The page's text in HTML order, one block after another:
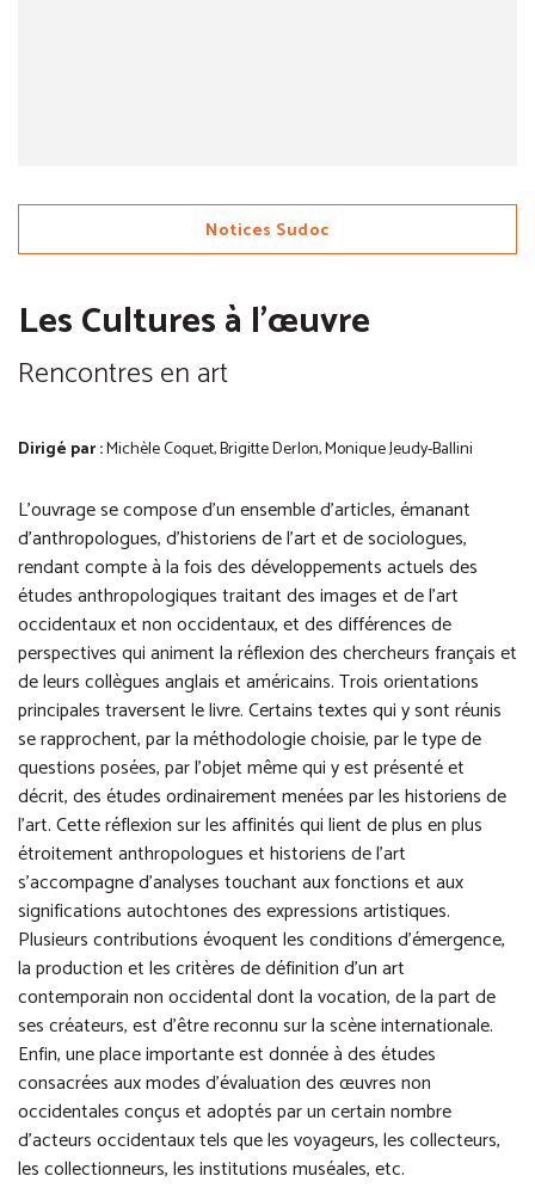
Notices Sudoc
Les Cultures à l'œuvre
Rencontres en art
Dirigé par :Michèle Coquet, Brigitte Derlon, Monique Jeudy-Ballini
L’ouvrage se compose d’un ensemble d’articles, émanant
d’anthropologues, d’historiens de l’art et de sociologues,
rendant compte à la fois des développements actuels des
études anthropologiques traitant des images et de l’art
occidentaux et non occidentaux, et des différences de
perspectives qui animent la réflexion des chercheurs français et
de leurs collègues anglais et américains. Trois orientations
principales traversent le livre. Certains textes qui y sont réunis
se rapprochent, par la méthodologie choisie, par le type de
questions posées, par l’objet même qui y est présenté et
décrit, des études ordinairement menées par les historiens de
l’art. Cette réflexion sur les affinités qui lient de plus en plus
étroitement anthropologues et historiens de l’art
s’accompagne d’analyses touchant aux fonctions et aux
significations autochtones des expressions artistiques.
Plusieurs contributions évoquent les conditions d’émergence,
la production et les critères de définition d’un art
contemporain non occidental dont la vocation, de la part de
ses créateurs, est d’être reconnu sur la scène internationale.
Enfin, une place importante est donnée à des études
consacrées aux modes d’évaluation des œuvres non
occidentales conçus et adoptés par un certain nombre
d’acteurs occidentaux tels que les voyageurs, les collecteurs,
les collectionneurs, les institutions muséales, etc.